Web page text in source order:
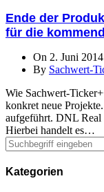
Ende der
für die
On 2. Juni 2014
By Sachwert-
Wie Sachwert-
konkret neue
aufgeführt. DNL
Hierbei handelt es…
Kategorien